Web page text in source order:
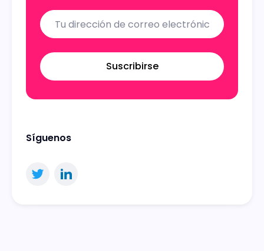
Suscribirse
Síguenos